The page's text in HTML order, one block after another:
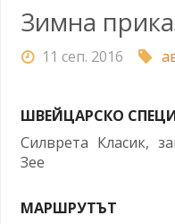
Зимна
11 сеп. 2016
ШВЕЙЦАРСКО
Силврета Класик,
Зее
МАРШРУТЪТ